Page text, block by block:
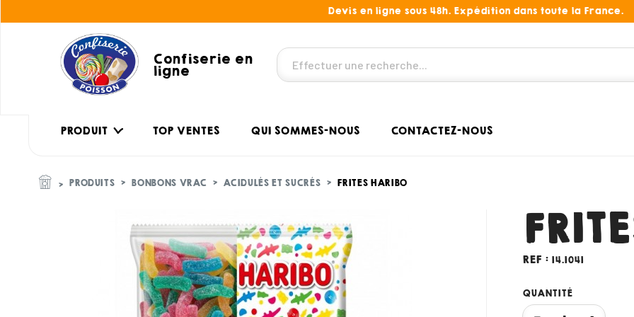
Devis en ligne sous 48h. Expédition dans toute la France.
Confiserie en
ligne
PRODUIT TOP VENTES QUI SOMMES-NOUS CONTACTEZ-NOUS
PRODUITS BONBONS VRAC ACIDULÉS ET SUCRÉS FRITES HARIBO
REF : 14.1041
QUANTITÉ